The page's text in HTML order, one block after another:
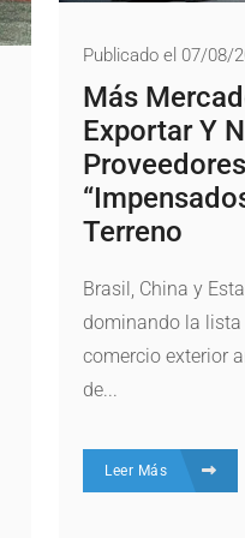
Publicado el 07/08/
Más
Exportar Y
Terreno
Brasil, China y
dominando la lista
comercio exterior
de...
Leer Más